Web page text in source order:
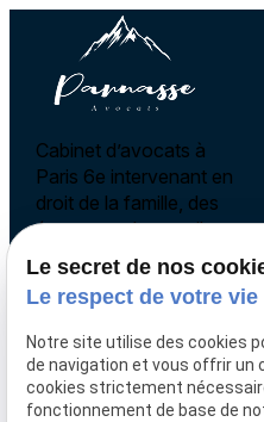
Cabinet d’avocats à
Paris 6e intervenant en
droit de la famille, des
étrangers, du travail,
immobilier et
international privé.
Le secret de nos
Le respect de votre vie
Notre site utilise des cookies
de navigation et vous offrir un
cookies strictement
fonctionnement de base de